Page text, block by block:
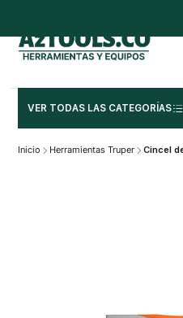
VER TODAS LAS CATEGORÍAS
Inicio Herramientas Truper Cincel